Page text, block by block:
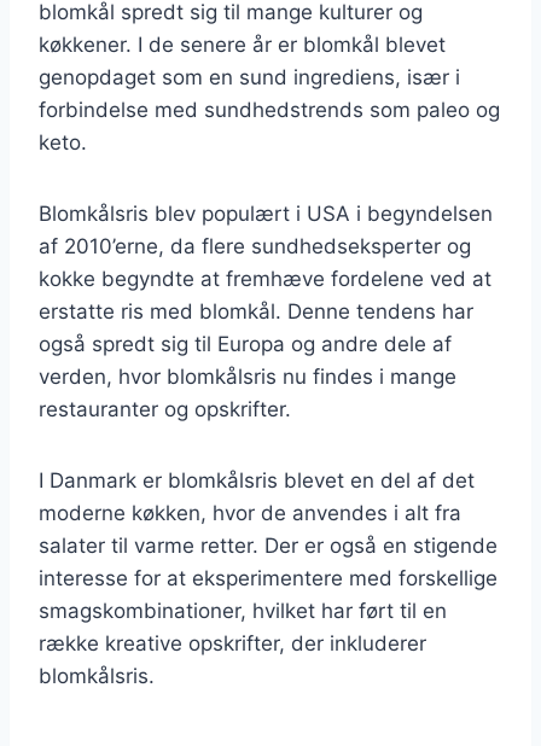
blomkål spredt sig til mange kulturer og
køkkener. I de senere år er blomkål blevet
genopdaget som en sund ingrediens, især i
forbindelse med sundhedstrends som paleo og
keto.
Blomkålsris blev populært i USA i begyndelsen
af 2010’erne, da flere sundhedseksperter og
kokke begyndte at fremhæve fordelene ved at
erstatte ris med blomkål. Denne tendens har
også spredt sig til Europa og andre dele af
verden, hvor blomkålsris nu findes i mange
restauranter og opskrifter.
I Danmark er blomkålsris blevet en del af det
moderne køkken, hvor de anvendes i alt fra
salater til varme retter. Der er også en stigende
interesse for at eksperimentere med forskellige
smagskombinationer, hvilket har ført til en
række kreative opskrifter, der inkluderer
blomkålsris.